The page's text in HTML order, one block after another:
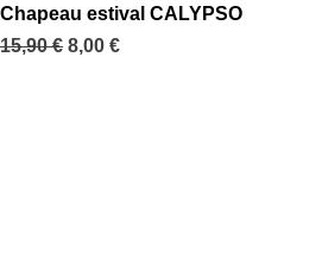
Aperçu
Chapeau estival CALYPSO
Prix original
15,90 € Prix promotionnel
8,00 €